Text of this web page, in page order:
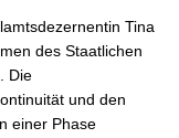
Tina
des Staatlichen
Die
und den
einer Phase